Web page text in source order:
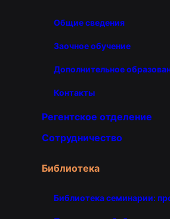
Общие сведения
Заочное обучение
Дополнительное
Контакты
Регентское отделение
Сотрудничество
Библиотека
Библиотека семинарии: